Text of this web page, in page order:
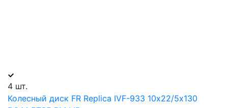
4 шт.
Колесный диск FR Replica IVF-933 10х22/5х130